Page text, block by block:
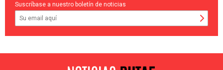
Suscríbase a nuestro boletín de noticias